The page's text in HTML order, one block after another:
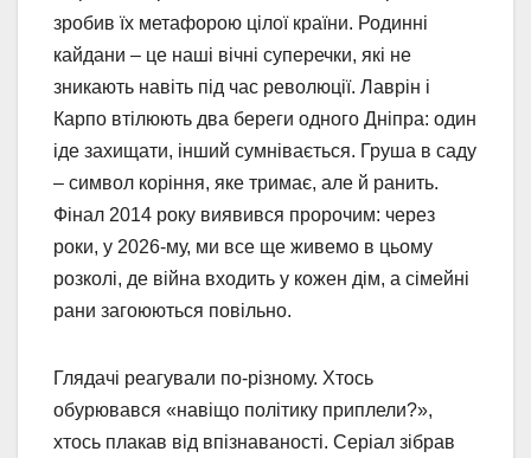
зробив їх метафорою цілої країни. Родинні
кайдани – це наші вічні суперечки, які не
зникають навіть під час революції. Лаврін і
Карпо втілюють два береги одного Дніпра: один
іде захищати, інший сумнівається. Груша в саду
– символ коріння, яке тримає, але й ранить.
Фінал 2014 року виявився пророчим: через
роки, у 2026-му, ми все ще живемо в цьому
розколі, де війна входить у кожен дім, а сімейні
рани загоюються повільно.
Глядачі реагували по-різному. Хтось
обурювався «навіщо політику приплели?»,
хтось плакав від впізнаваності. Серіал зібрав